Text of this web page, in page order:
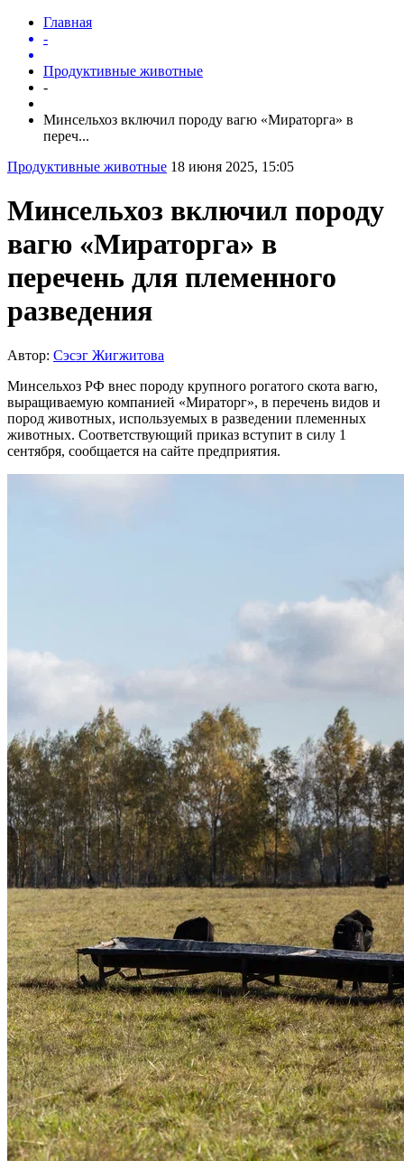
Главная
-
Продуктивные животные
-
Минсельхоз включил породу вагю «Мираторга» в
переч...
Продуктивные животные 18 июня 2025, 15:05
Минсельхоз включил породу
вагю «Мираторга» в
перечень для племенного
разведения
Автор: Сэсэг Жигжитова
Минсельхоз РФ внес породу крупного рогатого скота вагю,
выращиваемую компанией «Мираторг», в перечень видов и
пород животных, используемых в разведении племенных
животных. Соответствующий приказ вступит в силу 1
сентября, сообщается на сайте предприятия.